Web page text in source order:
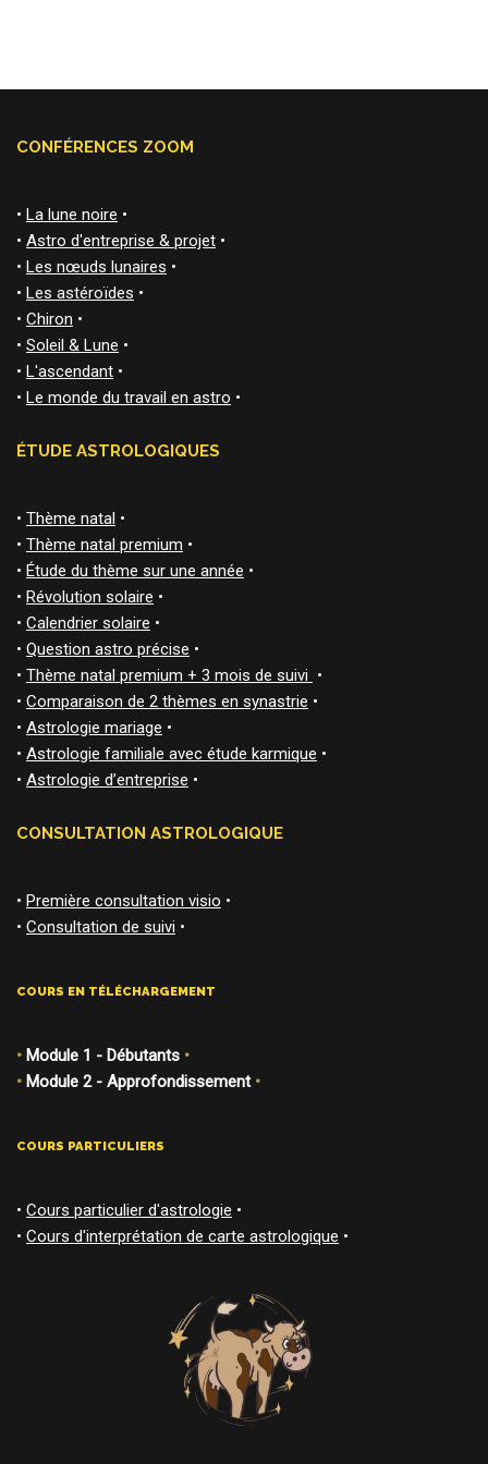
CONFÉRENCES ZOOM
• La lune noire •
• Astro d'entreprise & projet •
• Les nœuds lunaires •
• Les astéroïdes •
• Chiron •
• Soleil & Lune •
• L'ascendant •
• Le monde du travail en astro •
ÉTUDE ASTROLOGIQUES
• Thème natal •
• Thème natal premium •
• Étude du thème sur une année •
• Révolution solaire •
• Calendrier solaire •
• Question astro précise •
• Thème natal premium + 3 mois de suivi •
• Comparaison de 2 thèmes en synastrie •
• Astrologie mariage •
• Astrologie familiale avec étude karmique •
• Astrologie d’entreprise •
CONSULTATION ASTROLOGIQUE
• Première consultation visio •
• Consultation de suivi •
COURS EN TÉLÉCHARGEMENT
• Module 1 - Débutants •
• Module 2 - Approfondissement•
COURS PARTICULIERS
• Cours particulier d'astrologie •
• Cours d'interprétation de carte astrologique •